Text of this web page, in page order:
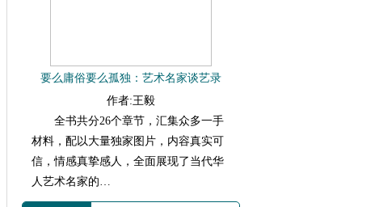
要么庸俗要么孤独：艺术名家谈艺录
作者:王毅
全书共分26个章节，汇集众多一手
材料，配以大量独家图片，内容真实可
信，情感真挚感人，全面展现了当代华
人艺术名家的…